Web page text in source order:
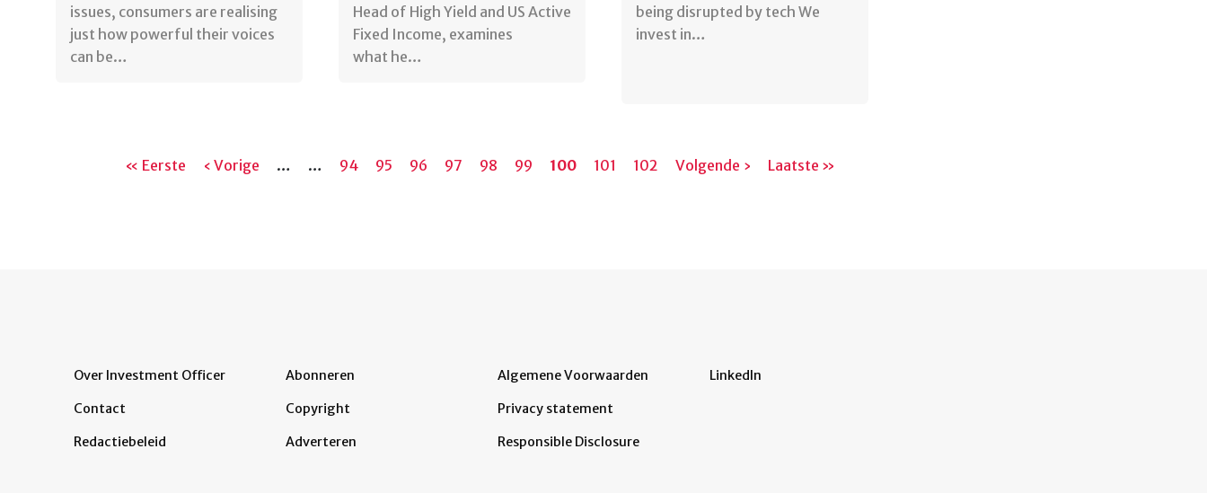
issues, consumers are realising
just how powerful their voices
can be…
Head of High Yield and US Active
Fixed Income, examines
what he…
being disrupted by tech We
invest in…
Paginering
Eerste
« Eerste
Vorige
‹ Vorige … … Pagina
94 Pagina
95 Pagina
96 Pagina
97 Pagina
98 Pagina
99
Huidige
100 Pagina
101 Pagina
102
Volgende
Volgende ›
Laatste
Laatste »
Over Investment Officer
Contact
Redactiebeleid
Abonneren
Copyright
Adverteren
Algemene Voorwaarden
Privacy statement
Responsible Disclosure
LinkedIn